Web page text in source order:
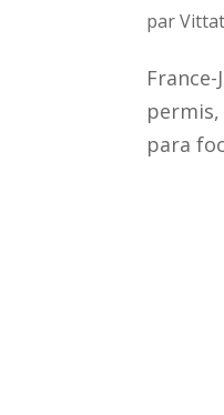
par
permis,
para